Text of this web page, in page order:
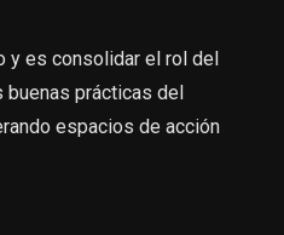
y es consolidar el rol del
buenas prácticas del
espacios de acción